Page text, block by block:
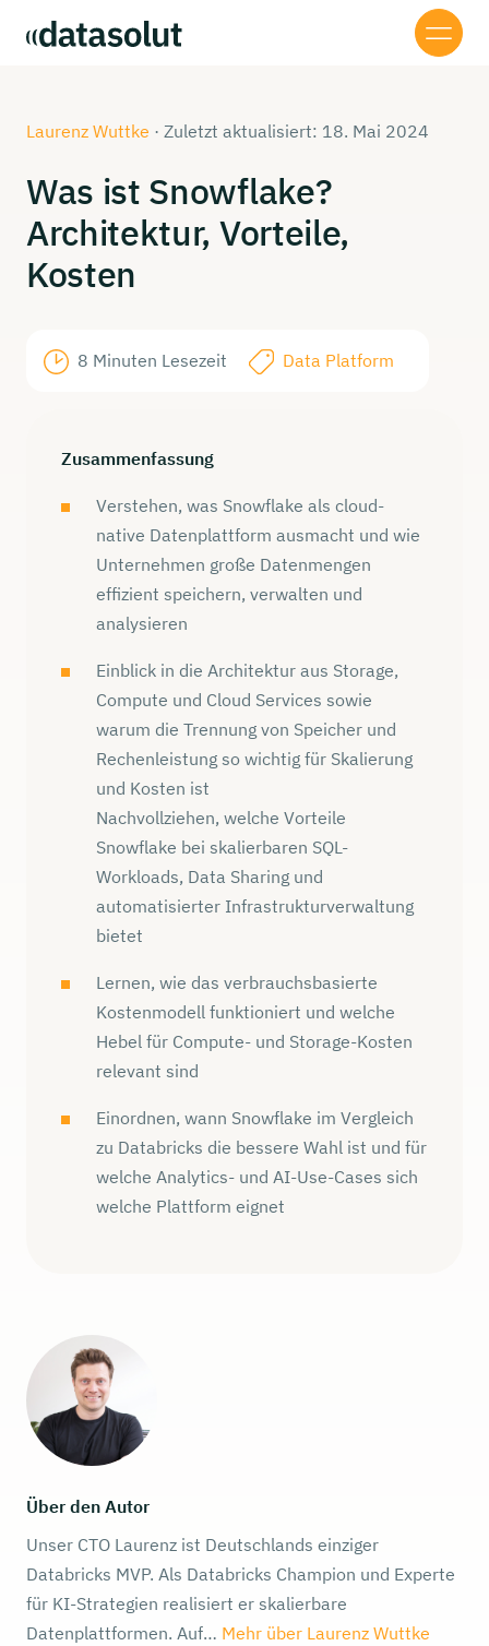
Laurenz Wuttke · Zuletzt aktualisiert: 18. Mai 2024
Was ist Snowflake?
Architektur, Vorteile,
Kosten
8 Minuten Lesezeit Data Platform
Zusammenfassung
Verstehen, was Snowflake als cloud-
native Datenplattform ausmacht und wie
Unternehmen große Datenmengen
effizient speichern, verwalten und
analysieren
Einblick in die Architektur aus Storage,
Compute und Cloud Services sowie
warum die Trennung von Speicher und
Rechenleistung so wichtig für Skalierung
und Kosten ist
Nachvollziehen, welche Vorteile
Snowflake bei skalierbaren SQL-
Workloads, Data Sharing und
automatisierter Infrastrukturverwaltung
bietet
Lernen, wie das verbrauchsbasierte
Kostenmodell funktioniert und welche
Hebel für Compute- und Storage-Kosten
relevant sind
Einordnen, wann Snowflake im Vergleich
zu Databricks die bessere Wahl ist und für
welche Analytics- und AI-Use-Cases sich
welche Plattform eignet
Über den Autor
Unser CTO Laurenz ist Deutschlands einziger
Databricks MVP. Als Databricks Champion und Experte
für KI-Strategien realisiert er skalierbare
Datenplattformen. Auf… Mehr über Laurenz Wuttke